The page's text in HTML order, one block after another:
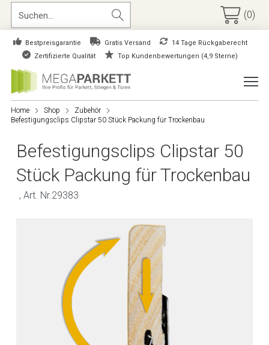
(0)
Bestpreisgarantie Gratis Versand
14 Tage Rückgaberecht
Zertifizierte Qualität
Top Kundenbewertungen (4,9 Sterne)
Home Shop
Zubehör
Befestigungsclips Clipstar 50 Stück Packung für Trockenbau
Befestigungsclips Clipstar 50
Stück Packung für Trockenbau
, Art. Nr.29383